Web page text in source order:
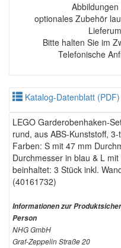
optionales Zubehör
Bitte halten Sie im
Telefonische
Katalog-Datenblatt
LEGO Garderobenhaken-
rund, aus ABS-Kunststoff,
Farben: S mit 47 mm
Durchmesser in blau & L
beinhaltet: 3 Stück inkl.
(40161732)
Informationen zur
Person
NHG GmbH
Graf-Zeppelin Straße 20